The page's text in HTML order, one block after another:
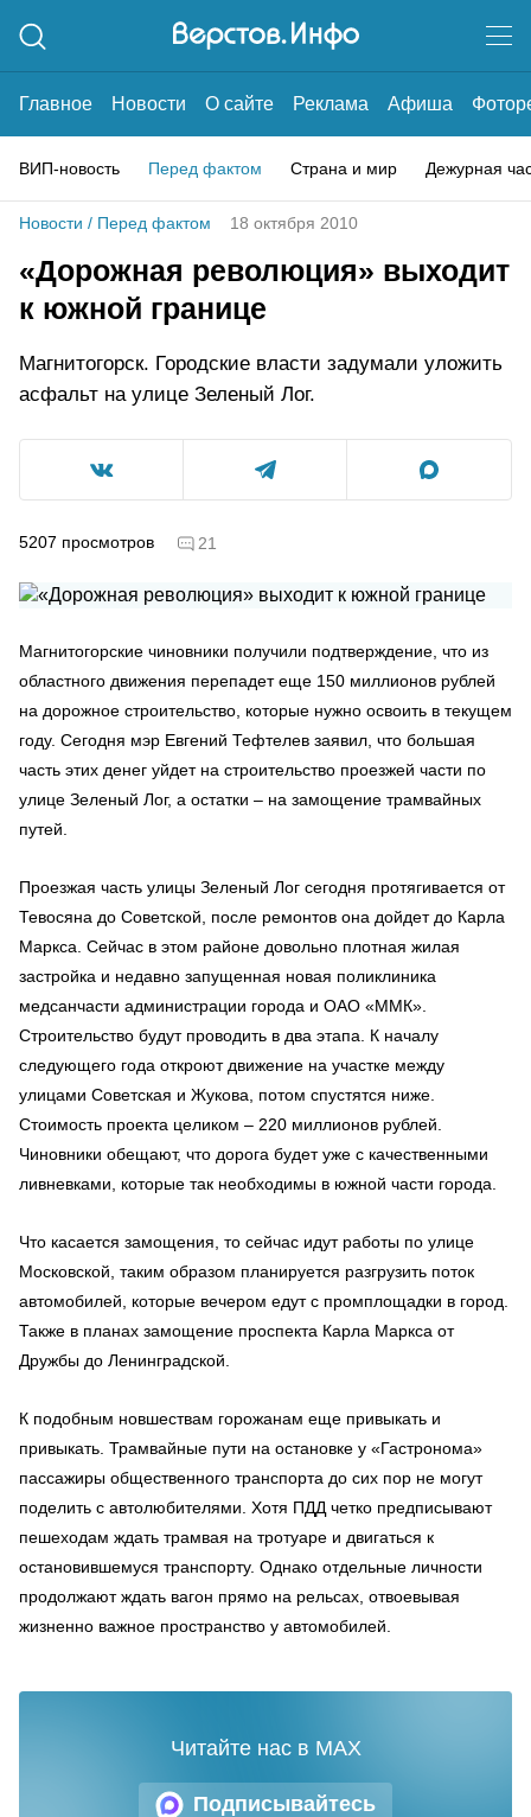
Главное Новости О сайте Реклама Афиша
ВИП-новость Перед фактом Страна и мир Дежурная
Новости / Перед фактом 18 октября 2010
«Дорожная революция» выходит
к южной границе
Магнитогорск. Городские власти задумали уложить
асфальт на улице Зеленый Лог.
5207 просмотров 21
Магнитогорские чиновники получили подтверждение, что из
областного движения перепадет еще 150 миллионов рублей
на дорожное строительство, которые нужно освоить в текущем
году. Сегодня мэр Евгений Тефтелев заявил, что большая
часть этих денег уйдет на строительство проезжей части по
улице Зеленый Лог, а остатки – на замощение трамвайных
путей.
Проезжая часть улицы Зеленый Лог сегодня протягивается от
Тевосяна до Советской, после ремонтов она дойдет до Карла
Маркса. Сейчас в этом районе довольно плотная жилая
застройка и недавно запущенная новая поликлиника
медсанчасти администрации города и ОАО «ММК».
Строительство будут проводить в два этапа. К началу
следующего года откроют движение на участке между
улицами Советская и Жукова, потом спустятся ниже.
Стоимость проекта целиком – 220 миллионов рублей.
Чиновники обещают, что дорога будет уже с качественными
ливневками, которые так необходимы в южной части города.
Что касается замощения, то сейчас идут работы по улице
Московской, таким образом планируется разгрузить поток
автомобилей, которые вечером едут с промплощадки в город.
Также в планах замощение проспекта Карла Маркса от
Дружбы до Ленинградской.
К подобным новшествам горожанам еще привыкать и
привыкать. Трамвайные пути на остановке у «Гастронома»
пассажиры общественного транспорта до сих пор не могут
поделить с автолюбителями. Хотя ПДД четко предписывают
пешеходам ждать трамвая на тротуаре и двигаться к
остановившемуся транспорту. Однако отдельные личности
продолжают ждать вагон прямо на рельсах, отвоевывая
жизненно важное пространство у автомобилей.
Подписывайтесь
Читайте нас в MAX